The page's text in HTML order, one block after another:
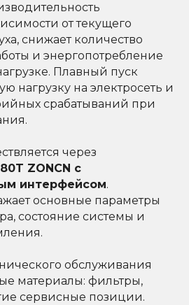
от текущего
снижает количество
и энергопотребление
Плавный пуск
нагрузку на электросеть и
срабатываний при
через
ZONCN с
интерфейсом.
основные параметры
состояние системы и
обслуживания
материалы: фильтры,
сервисные позиции.